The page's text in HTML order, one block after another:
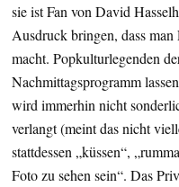
sie ist Fan von David
Ausdruck bringen, dass
macht. Popkulturlegenden
Nachmittagsprogramm
wird immerhin nicht
verlangt (meint das nicht
stattdessen „küssen“,
Foto zu sehen sein“. Das